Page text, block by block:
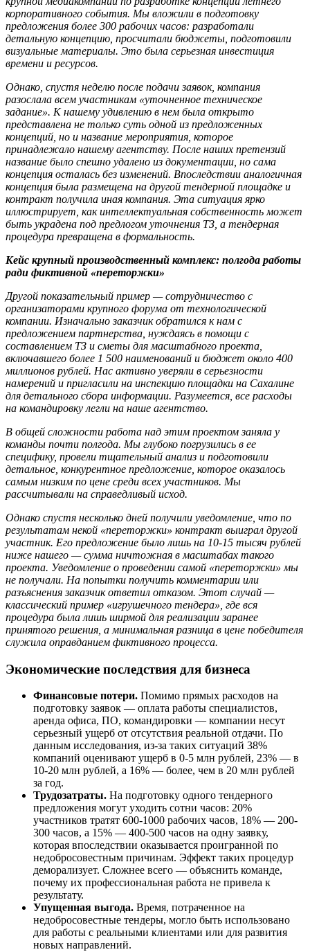
корпоративного события. Мы вложили в подготовку
предложения более 300 рабочих часов: разработали
детальную концепцию, просчитали бюджеты, подготовили
визуальные материалы. Это была серьезная инвестиция
времени и ресурсов.
Однако, спустя неделю после подачи заявок, компания
разослала всем участникам «уточненное техническое
задание». К нашему удивлению в нем была открыто
представлена не только суть одной из предложенных
концепций, но и название мероприятия, которое
принадлежало нашему агентству. После наших претензий
название было спешно удалено из документации, но сама
концепция осталась без изменений. Впоследствии аналогичная
концепция была размещена на другой тендерной площадке и
контракт получила иная компания. Эта ситуация ярко
иллюстрирует, как интеллектуальная собственность может
быть украдена под предлогом уточнения ТЗ, а тендерная
процедура превращена в формальность.
Кейс крупный производственный комплекс: полгода работы
ради фиктивной «переторжки»
Другой показательный пример — сотрудничество с
организаторами крупного форума от технологической
компании. Изначально заказчик обратился к нам с
предложением партнерства, нуждаясь в помощи с
составлением ТЗ и сметы для масштабного проекта,
включавшего более 1 500 наименований и бюджет около 400
миллионов рублей. Нас активно уверяли в серьезности
намерений и пригласили на инспекцию площадки на Сахалине
для детального сбора информации. Разумеется, все расходы
на командировку легли на наше агентство.
В общей сложности работа над этим проектом заняла у
команды почти полгода. Мы глубоко погрузились в ее
специфику, провели тщательный анализ и подготовили
детальное, конкурентное предложение, которое оказалось
самым низким по цене среди всех участников. Мы
рассчитывали на справедливый исход.
Однако спустя несколько дней получили уведомление, что по
результатам некой «переторжки» контракт выиграл другой
участник. Его предложение было лишь на 10-15 тысяч рублей
ниже нашего — сумма ничтожная в масштабах такого
проекта. Уведомление о проведении самой «переторжки» мы
не получали. На попытки получить комментарии или
разъяснения заказчик ответил отказом. Этот случай —
классический пример «игрушечного тендера», где вся
процедура была лишь ширмой для реализации заранее
принятого решения, а минимальная разница в цене победителя
служила оправданием фиктивного процесса.
Экономические последствия для бизнеса
Финансовые потери. Помимо прямых расходов на
подготовку заявок — оплата работы специалистов,
аренда офиса, ПО, командировки — компании несут
серьезный ущерб от отсутствия реальной отдачи. По
данным исследования, из-за таких ситуаций 38%
компаний оценивают ущерб в 0-5 млн рублей, 23% — в
10-20 млн рублей, а 16% — более, чем в 20 млн рублей
за год.
Трудозатраты. На подготовку одного тендерного
предложения могут уходить сотни часов: 20%
участников тратят 600-1000 рабочих часов, 18% — 200-
300 часов, а 15% — 400-500 часов на одну заявку,
которая впоследствии оказывается проигранной по
недобросовестным причинам. Эффект таких процедур
деморализует. Сложнее всего — объяснить команде,
почему их профессиональная работа не привела к
результату.
Упущенная выгода. Время, потраченное на
недобросовестные тендеры, могло быть использовано
для работы с реальными клиентами или для развития
новых направлений.